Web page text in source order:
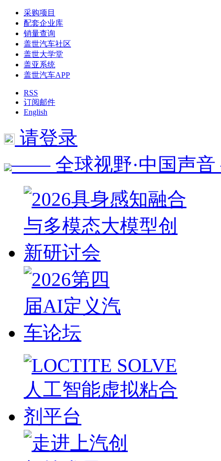
采购项目
配套企业库
销量查询
盖世汽车社区
盖世大学堂
盖亚系统
盖世汽车APP
RSS
订阅邮件
English
请登录
—— 全球视野·中国声